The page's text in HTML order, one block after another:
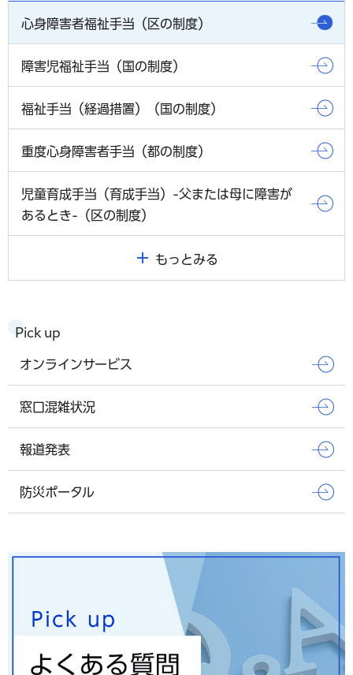
心身障害者福祉手当（区の制度）
障害児福祉手当（国の制度）
福祉手当（経過措置）（国の制度）
重度心身障害者手当（都の制度）
児童育成手当（育成手当）-父または母に障害が
あるとき-（区の制度）
もっとみる
Pick up
オンラインサービス
窓口混雑状況
報道発表
防災ポータル